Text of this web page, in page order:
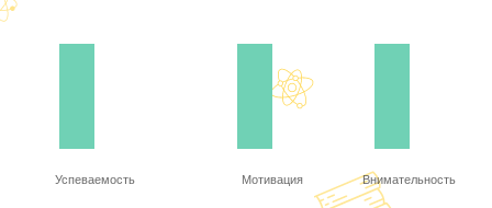
Успеваемость Мотивация Внимательность